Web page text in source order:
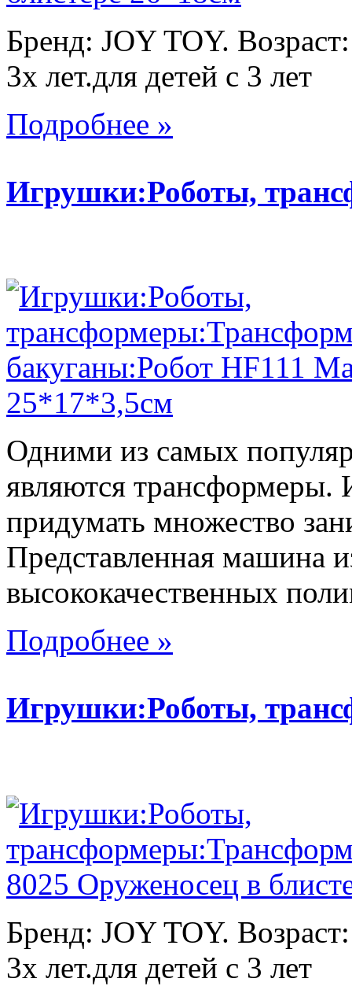
Бренд: JOY TOY.
3х лет.для детей с 3 лет
Подробнее »
Игрушки:Роботы,
Одними из самых
являются
придумать множество
Представленная машина
высококачественных
Подробнее »
Игрушки:Роботы,
Бренд: JOY TOY.
3х лет.для детей с 3 лет